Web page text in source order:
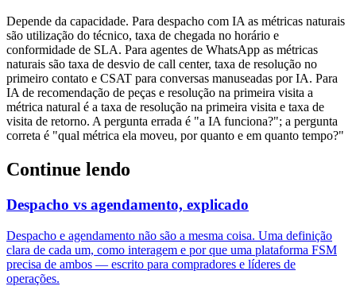
Depende da capacidade. Para despacho com IA as métricas naturais
são utilização do técnico, taxa de chegada no horário e
conformidade de SLA. Para agentes de WhatsApp as métricas
naturais são taxa de desvio de call center, taxa de resolução no
primeiro contato e CSAT para conversas manuseadas por IA. Para
IA de recomendação de peças e resolução na primeira visita a
métrica natural é a taxa de resolução na primeira visita e taxa de
visita de retorno. A pergunta errada é "a IA funciona?"; a pergunta
correta é "qual métrica ela moveu, por quanto e em quanto tempo?"
Continue lendo
Despacho vs agendamento, explicado
Despacho e agendamento não são a mesma coisa. Uma definição
clara de cada um, como interagem e por que uma plataforma FSM
precisa de ambos — escrito para compradores e líderes de
operações.